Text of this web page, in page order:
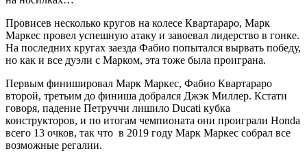
Провисев несколько кругов на колесе Квартараро, Марк
Маркес провел успешную атаку и завоевал лидерство в гонке.
На последних кругах заезда Фабио попытался вырвать победу,
но как и все дуэли с Марком, эта тоже была проиграна.
Первым финишировал Марк Маркес, Фабио Квартараро
второй, третьим до финиша добрался Джэк Миллер. Кстати
говоря, падение Петруччи лишило Ducati кубка
конструкторов, и по итогам чемпионата они проиграли Honda
всего 13 очков, так что в 2019 году Марк Маркес собрал все
возможные регалии.